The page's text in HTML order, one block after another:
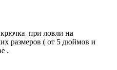
при ловли на
размеров ( от 5 дюймов и
.